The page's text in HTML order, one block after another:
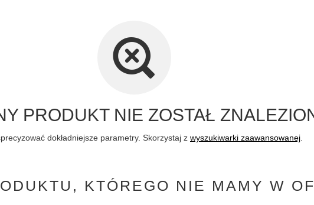
PRODUKT NIE ZOSTAŁ
dokładniejsze parametry. Skorzystaj z wyszukiwarki zaawansowanej
KTÓREGO NIE MAMY W